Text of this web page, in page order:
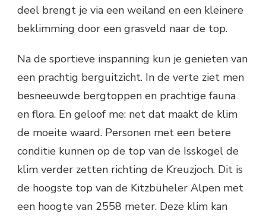
deel brengt je via een weiland en een kleinere
beklimming door een grasveld naar de top.
Na de sportieve inspanning kun je genieten van
een prachtig berguitzicht. In de verte ziet men
besneeuwde bergtoppen en prachtige fauna
en flora. En geloof me: net dat maakt de klim
de moeite waard. Personen met een betere
conditie kunnen op de top van de Isskogel de
klim verder zetten richting de Kreuzjoch. Dit is
de hoogste top van de Kitzbüheler Alpen met
een hoogte van 2558 meter. Deze klim kan